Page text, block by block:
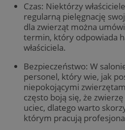
Czas: Niektórzy
regularną pielęgnację
dla zwierząt można
termin, który odpowiada
właściciela.
Bezpieczeństwo: W
personel, który wie, jak
niepokojącymi
często boją się, że
uciec, dlatego warto
którym pracują